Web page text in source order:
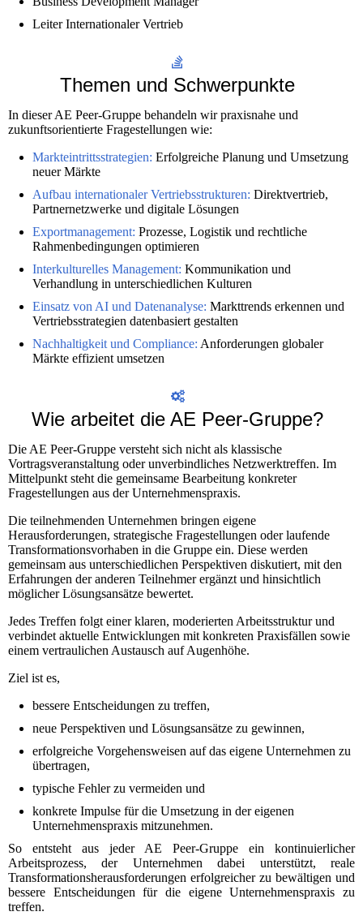
Leiter Internationaler Vertrieb
Themen und Schwerpunkte
In dieser AE Peer-Gruppe behandeln wir praxisnahe und
zukunftsorientierte Fragestellungen wie:
Markteintrittsstrategien: Erfolgreiche Planung und Umsetzung
neuer Märkte
Aufbau internationaler Vertriebsstrukturen: Direktvertrieb,
Partnernetzwerke und digitale Lösungen
Exportmanagement: Prozesse, Logistik und rechtliche
Rahmenbedingungen optimieren
Interkulturelles Management: Kommunikation und
Verhandlung in unterschiedlichen Kulturen
Einsatz von AI und Datenanalyse: Markttrends erkennen und
Vertriebsstrategien datenbasiert gestalten
Nachhaltigkeit und Compliance: Anforderungen globaler
Märkte effizient umsetzen
Wie arbeitet die AE Peer-Gruppe?
Die AE Peer-Gruppe versteht sich nicht als klassische
Vortragsveranstaltung oder unverbindliches Netzwerktreffen. Im
Mittelpunkt steht die gemeinsame Bearbeitung konkreter
Fragestellungen aus der Unternehmenspraxis.
Die teilnehmenden Unternehmen bringen eigene
Herausforderungen, strategische Fragestellungen oder laufende
Transformationsvorhaben in die Gruppe ein. Diese werden
gemeinsam aus unterschiedlichen Perspektiven diskutiert, mit den
Erfahrungen der anderen Teilnehmer ergänzt und hinsichtlich
möglicher Lösungsansätze bewertet.
Jedes Treffen folgt einer klaren, moderierten Arbeitsstruktur und
verbindet aktuelle Entwicklungen mit konkreten Praxisfällen sowie
einem vertraulichen Austausch auf Augenhöhe.
Ziel ist es,
bessere Entscheidungen zu treffen,
neue Perspektiven und Lösungsansätze zu gewinnen,
erfolgreiche Vorgehensweisen auf das eigene Unternehmen zu
übertragen,
typische Fehler zu vermeiden und
konkrete Impulse für die Umsetzung in der eigenen
Unternehmenspraxis mitzunehmen.
So entsteht aus jeder AE Peer-Gruppe ein kontinuierlicher
Arbeitsprozess, der Unternehmen dabei unterstützt, reale
Transformationsherausforderungen erfolgreicher zu bewältigen und
bessere Entscheidungen für die eigene Unternehmenspraxis zu
treffen.